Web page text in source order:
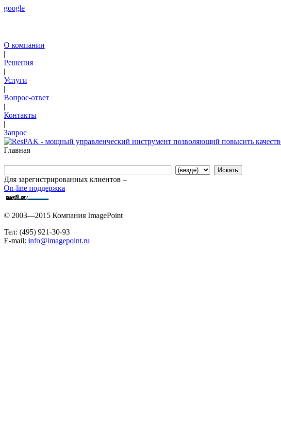
google
О компании
|
Решения
|
Услуги
|
Вопрос-ответ
|
Контакты
|
Запрос
Главная
Для зарегистрированных клиентов –
On-line поддержка
© 2003—2015 Компания ImagePoint
Тел: (495) 921-30-93
E-mail: info@imagepoint.ru